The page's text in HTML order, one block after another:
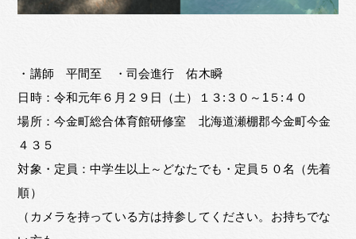
・講師 平間至 ・司会進行 佑木瞬
日時：令和元年６月２９日（土）１３:３０～1５:４０
場所：今金町総合体育館研修室 北海道瀬棚郡今金町今金
４３５
対象・定員：中学生以上～どなたでも・定員５０名（先着
順）
（カメラを持っている方は持参してください。お持ちでな